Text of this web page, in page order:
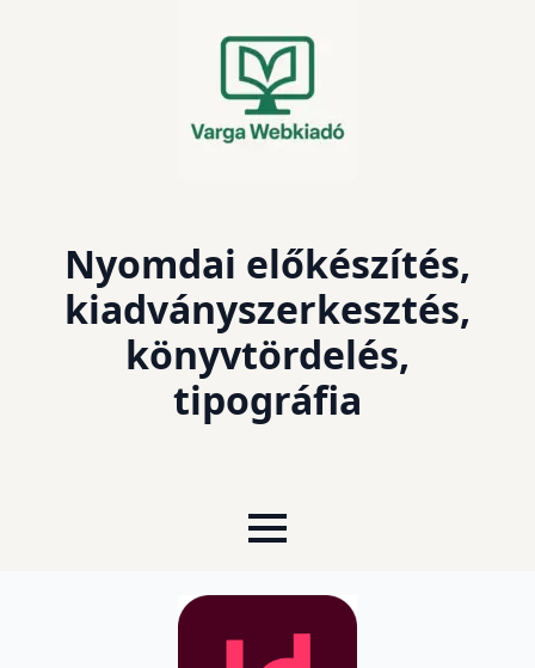
Nyomdai előkészítés,
kiadványszerkesztés,
könyvtördelés,
tipográfia